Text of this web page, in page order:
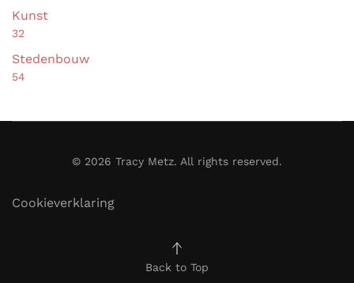
Kunst
32
Stedenbouw
54
© 2026 Tracy Metz. All rights reserved.
Cookieverklaring
Back to Top